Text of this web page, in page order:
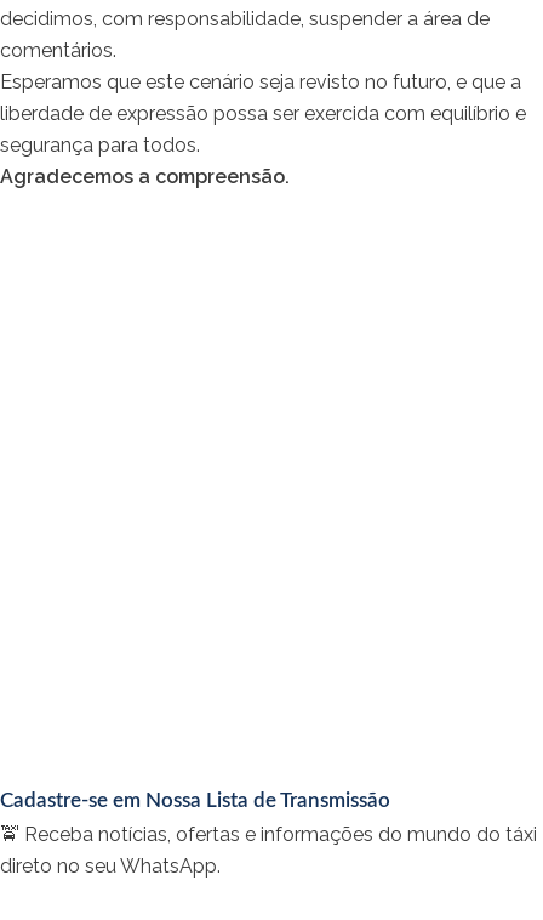
decidimos, com responsabilidade, suspender a área de
comentários.
Esperamos que este cenário seja revisto no futuro, e que a
liberdade de expressão possa ser exercida com equilíbrio e
segurança para todos.
Agradecemos a compreensão.
Cadastre-se em Nossa Lista de Transmissão
🚖 Receba notícias, ofertas e informações do mundo do táxi
direto no seu WhatsApp.